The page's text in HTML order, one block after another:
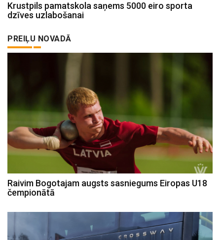
Krustpils pamatskola saņems 5000 eiro sporta
dzīves uzlabošanai
PREIĻU NOVADĀ
Raivim Bogotajam augsts sasniegums Eiropas U18
čempionātā